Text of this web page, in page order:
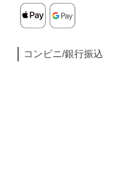
コンビニ/銀行振込